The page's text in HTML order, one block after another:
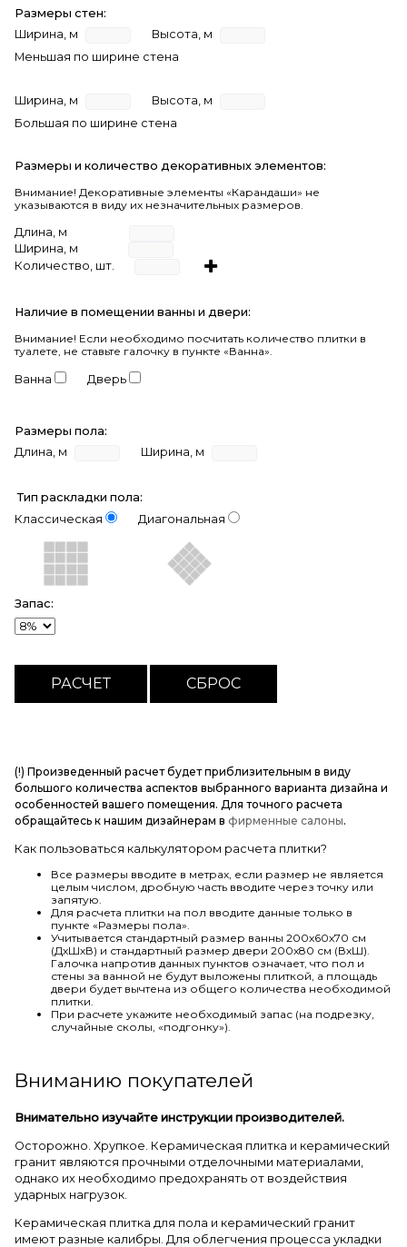
Размеры стен:
Ширина, м
Высота, м
Меньшая по ширине стена
Ширина, м
Высота, м
Большая по ширине стена
Размеры и количество декоративных элементов:
Внимание! Декоративные элементы «Карандаши» не
указываются в виду их незначительных размеров.
Длина, м
Ширина, м
Количество, шт.
Наличие в помещении ванны и двери:
Внимание! Если необходимо посчитать количество плитки в
туалете, не ставьте галочку в пункте «Ванна».
Ванна Дверь
Размеры пола:
Длина, м
Ширина, м
Тип раскладки пола:
Классическая
Диагональная
Запас:
(!) Произведенный расчет будет приблизительным в виду
большого количества аспектов выбранного варианта дизайна и
особенностей вашего помещения. Для точного расчета
обращайтесь к нашим дизайнерам в фирменные салоны.
Как пользоваться калькулятором расчета плитки?
Все размеры вводите в метрах, если размер не является
целым числом, дробную часть вводите через точку или
запятую.
Для расчета плитки на пол вводите данные только в
пункте «Размеры пола».
Учитывается стандартный размер ванны 200х60х70 см
(ДхШхВ) и стандартный размер двери 200х80 см (ВхШ).
Галочка напротив данных пунктов означает, что пол и
стены за ванной не будут выложены плиткой, а площадь
двери будет вычтена из общего количества необходимой
плитки.
При расчете укажите необходимый запас (на подрезку,
случайные сколы, «подгонку»).
Вниманию покупателей
Внимательно изучайте инструкции производителей.
Осторожно. Хрупкое. Керамическая плитка и керамический
гранит являются прочными отделочными материалами,
однако их необходимо предохранять от воздействия
ударных нагрузок.
Керамическая плитка для пола и керамический гранит
имеют разные калибры. Для облегчения процесса укладки